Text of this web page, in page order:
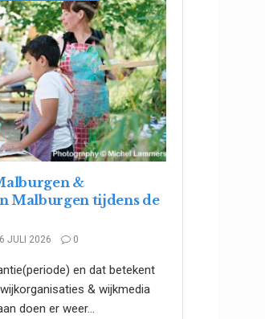
&
Malburgen tijdens de
JULI 2026 0
en dat betekent
& wijkmedia
doen er weer...